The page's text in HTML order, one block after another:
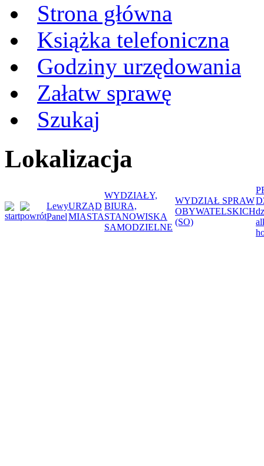
Strona główna
Książka telefoniczna
Godziny urzędowania
Załatw sprawę
Szukaj
Lokalizacja
Lewy
Panel
URZĄD
MIASTA
WYDZIAŁY,
BIURA,
STANOWISKA
SAMODZIELNE
WYDZIAŁ SPRAW
OBYWATELSKICH
(SO)